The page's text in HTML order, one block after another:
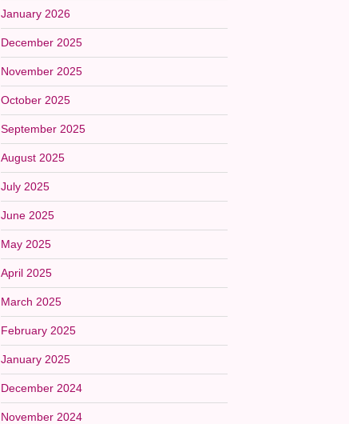
January 2026
December 2025
November 2025
October 2025
September 2025
August 2025
July 2025
June 2025
May 2025
April 2025
March 2025
February 2025
January 2025
December 2024
November 2024